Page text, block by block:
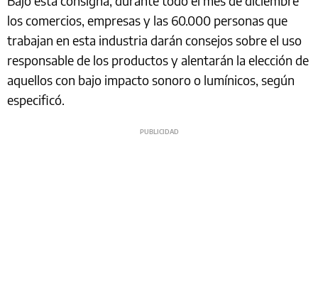
los comercios, empresas y las 60.000 personas que
trabajan en esta industria darán consejos sobre el uso
responsable de los productos y alentarán la elección de
aquellos con bajo impacto sonoro o lumínicos, según
especificó.